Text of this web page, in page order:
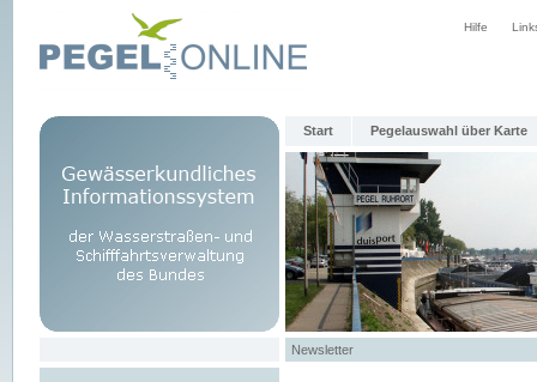
Hilfe
Start Pegelauswahl über Karte
Newsletter